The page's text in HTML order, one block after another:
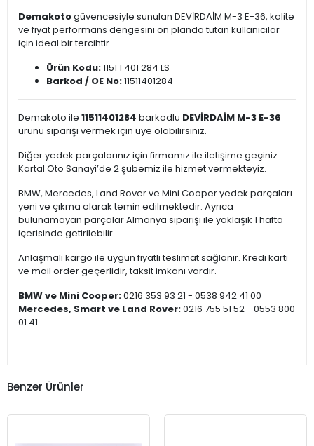
Demakotogüvencesiyle sunulan DEVİRDAİM M-3 E-36, kalite
ve fiyat performans dengesini ön planda tutan kullanıcılar
için ideal bir tercihtir.
Ürün Kodu:1151 1 401 284 LS
Barkod / OE No:11511401284
Demakoto ile 11511401284 barkodlu DEVİRDAİM M-3 E-36
ürünü siparişi vermek için üye olabilirsiniz.
Diğer yedek parçalarınız için firmamız ile iletişime geçiniz.
Kartal Oto Sanayi’de 2 şubemiz ile hizmet vermekteyiz.
BMW, Mercedes, Land Rover ve Mini Cooper yedek parçaları
yeni ve çıkma olarak temin edilmektedir. Ayrıca
bulunamayan parçalar Almanya siparişi ile yaklaşık 1 hafta
içerisinde getirilebilir.
Anlaşmalı kargo ile uygun fiyatlı teslimat sağlanır. Kredi kartı
ve mail order geçerlidir, taksit imkanı vardır.
BMW ve Mini Cooper:0216 353 93 21 - 0538 942 41 00
Mercedes, Smart ve Land Rover:0216 755 51 52 - 0553 800
01 41
Benzer Ürünler